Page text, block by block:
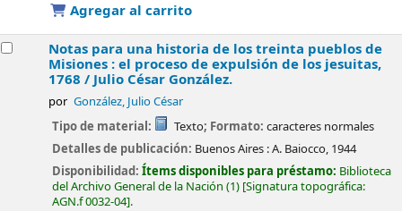
Agregar al carrito
Notas para una historia de los treinta pueblos de
Misiones : el proceso de expulsión de los jesuitas,
1768 / Julio César González.
por González, Julio César
Tipo de material: Texto; Formato: caracteres normales
Detalles de publicación: Buenos Aires :A. Baiocco, 1944
Disponibilidad:Ítems disponibles para préstamo: Biblioteca
del Archivo General de la Nación (1) Signatura topográfica:
AGN.f 0032-04 .